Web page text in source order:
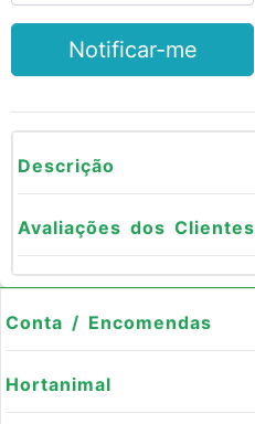
Notificar-me
Descrição
Avaliações dos Clientes
Conta / Encomendas
Hortanimal